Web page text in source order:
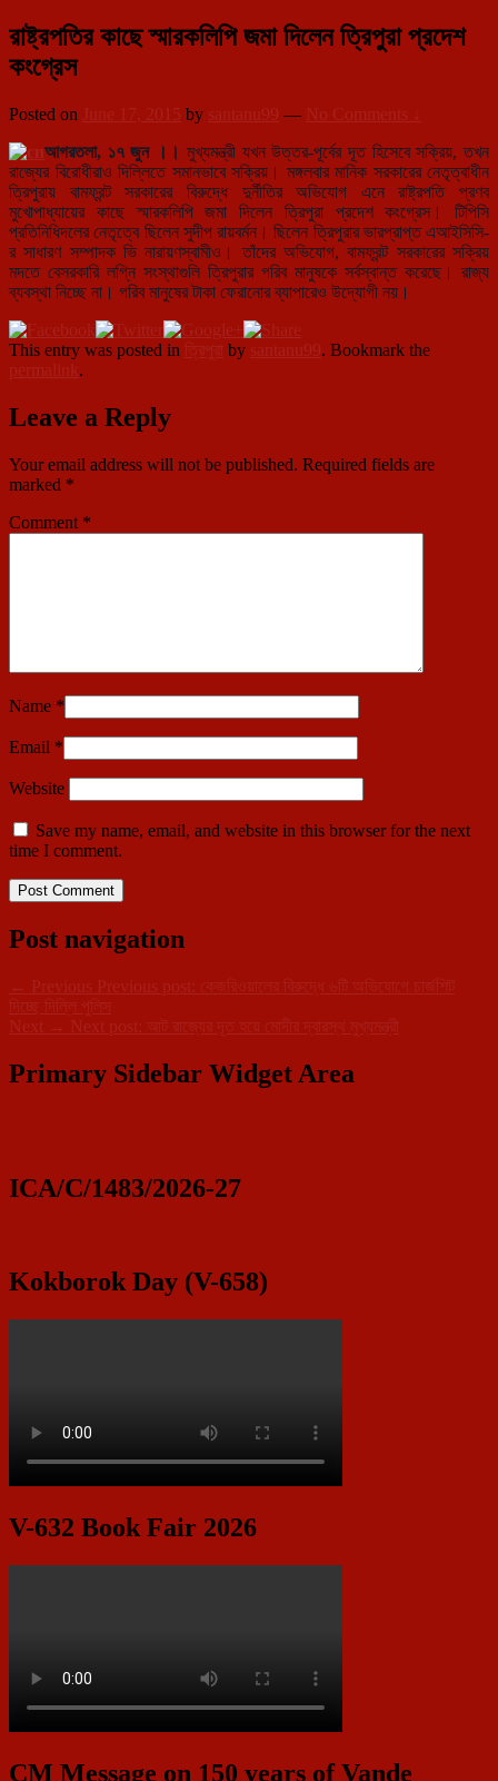
রাষ্ট্রপতির কাছে স্মারকলিপি জমা দিলেন ত্রিপুরা প্রদেশ
কংগ্রেস
Posted on June 17, 2015 by santanu99 — No Comments ↓
আগরতলা, ১৭ জুন ।। মুখ্যমন্ত্রী যখন উত্তর-পূর্বের দূত হিসেবে সক্রিয়, তখন
রাজ্যের বিরোধীরাও দিল্লিতে সমানভাবে সক্রিয়। মঙ্গলবার মানিক সরকারের নেতৃত্বাধীন
ত্রিপুরায় বামফ্রন্ট সরকারের বিরুদ্ধে দুর্নীতির অভিযোগ এনে রাষ্ট্রপতি প্রণব
মুখোপাধ্যায়ের কাছে স্মারকলিপি জমা দিলেন ত্রিপুরা প্রদেশ কংগ্রেস। টিপিসি
প্রতিনিধিদলের নেতৃত্বে ছিলেন সুদীপ রায়বর্মন। ছিলেন ত্রিপুরার ভারপ্রাপ্ত এআইসিসি-
র সাধারণ সম্পাদক ভি নারায়ণস্বামীও। তাঁদের অভিযোগ, বামফ্রন্ট সরকারের সক্রিয়
মদতে বেসরকারি লগ্নি সংস্থাগুলি ত্রিপুরার গরিব মানুষকে সর্বস্বান্ত করেছে। রাজ্য
ব্যবস্থা নিচ্ছে না। গরিব মানুষের টাকা ফেরানোর ব্যাপারেও উদ্যোগী নয়।
This entry was posted in ত্রিপুরা by santanu99. Bookmark the
permalink.
Leave a Reply
Your email address will not be published. Required fields are
marked *
Comment *
Name *
Email *
Website
Save my name, email, and website in this browser for the next
time I comment.
Post navigation
← Previous Previous post:
কেজরিওয়ালের বিরুদ্ধে ৬টি অভিযোগে চার্জশিট
দিচ্ছে দিল্লি পুলিস
Next → Next post: আট রাজ্যের দূত হয়ে মোদীর দ্বারস্থ মুখ্যমন্ত্রী
Primary Sidebar Widget Area
ICA/C/1483/2026-27
Kokborok Day (V-658)
V-632 Book Fair 2026
CM Message on 150 years of Vande